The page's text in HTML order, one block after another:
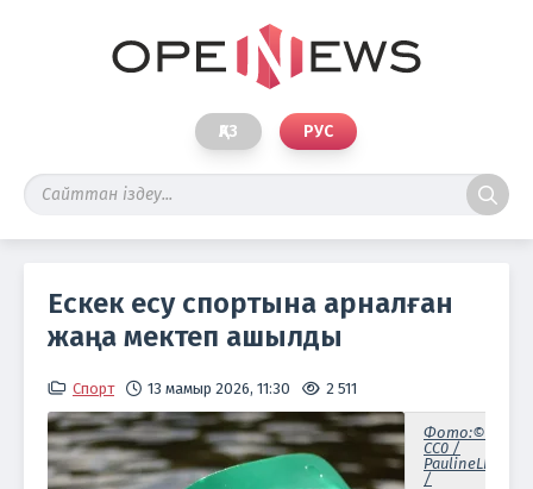
ҚАЗ РУС
Ескек есу спортына арналған
жаңа мектеп ашылды
Спорт 13 мамыр 2026, 11:30 2 511
Фото:©
CC0 /
PaulineLB
/